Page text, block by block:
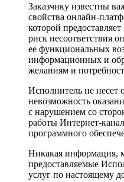
Заказчику известны
свойства онлайн-
которой
риск несоответствия
ее функциональных
информационных и
желаниям и
Исполнитель не несет
невозможность
с нарушением со
работы Интернет-
программного
Никакая информация,
предоставляемые
услуг по настоящему